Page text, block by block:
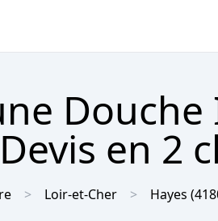
Douche
en 2
Loir-et-Cher Hayes